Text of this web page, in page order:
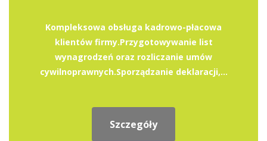
Kompleksowa obsługa kadrowo-płacowa
klientów firmy.Przygotowywanie list
wynagrodzeń oraz rozliczanie umów
cywilnoprawnych.Sporządzanie deklaracji,...
Szczegóły